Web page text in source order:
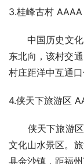
3.桂峰古村 AAAA
中国历史文化
东北向，该村交
村庄距洋中互通
4.侠天下旅游区
侠天下旅游区
文化山水景区。
县金沙镇，距福